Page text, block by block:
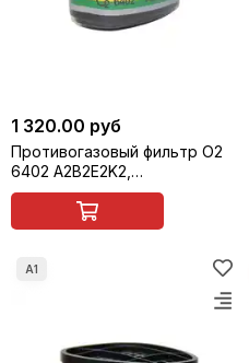
1 320.00 руб
Противогазовый фильтр О2
6402 A2B2E2K2,
многоразовый, 1 шт